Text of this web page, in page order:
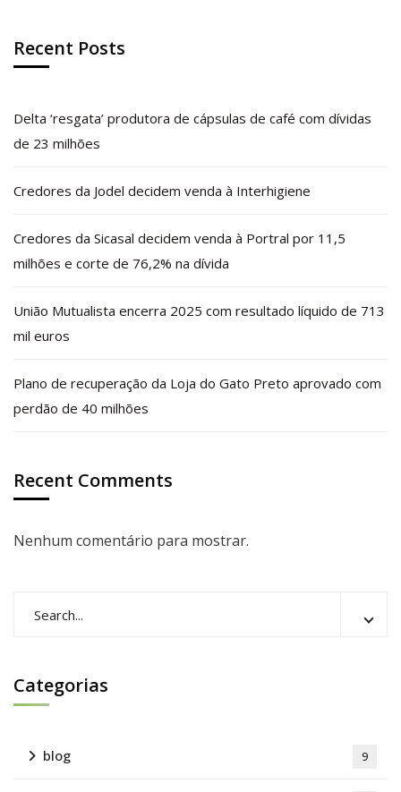
Recent Posts
Delta ‘resgata’ produtora de cápsulas de café com dívidas
de 23 milhões
Credores da Jodel decidem venda à Interhigiene
Credores da Sicasal decidem venda à Portral por 11,5
milhões e corte de 76,2% na dívida
União Mutualista encerra 2025 com resultado líquido de 713
mil euros
Plano de recuperação da Loja do Gato Preto aprovado com
perdão de 40 milhões
Recent Comments
Nenhum comentário para mostrar.
Categorias
blog 9